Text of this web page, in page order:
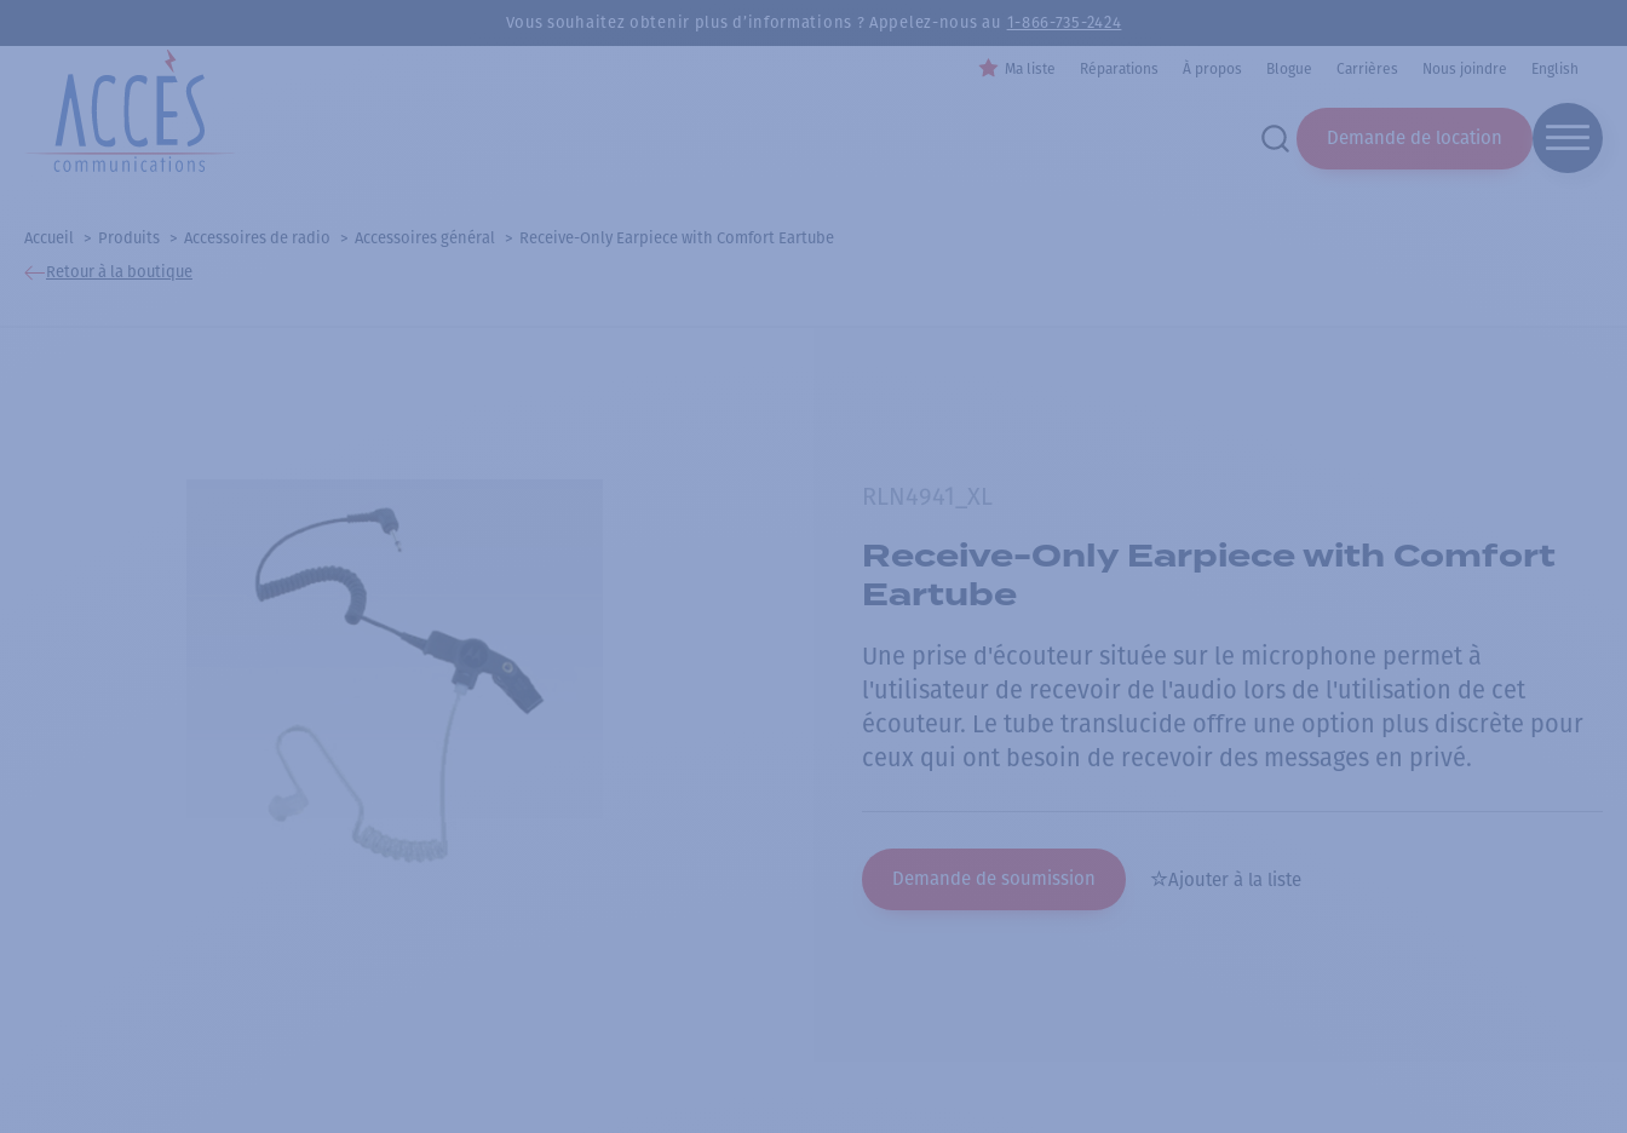
Vous souhaitez obtenir plus d’informations ? Appelez-nous au 1-866-735-2424
Ma liste Réparations À propos Blogue Carrières Nous joindre English
Demande de location
Accueil Produits Accessoires de radio Accessoires général
Receive-Only Earpiece with Comfort Eartube
Retour à la boutique
Receive-Only Earpiece with Comfort
Eartube
Une prise d'écouteur située sur le microphone permet à
l'utilisateur de recevoir de l'audio lors de l'utilisation de cet
écouteur. Le tube translucide offre une option plus discrète pour
ceux qui ont besoin de recevoir des messages en privé.
Demande de soumission Ajouter à la liste